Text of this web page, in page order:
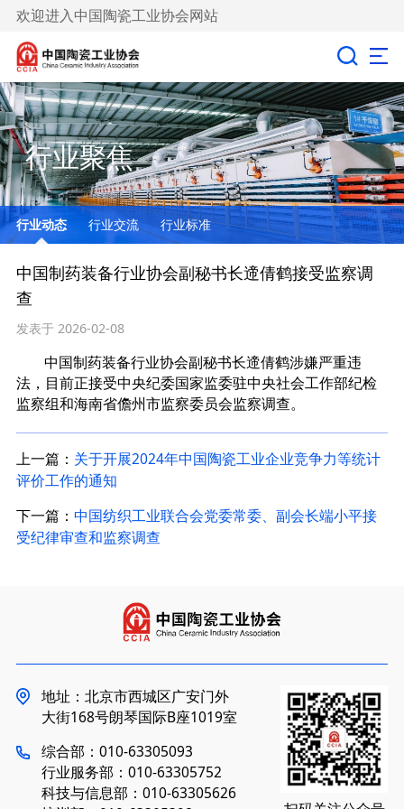
欢迎进入中国陶瓷工业协会网站
行业聚焦
行业动态 行业交流 行业标准
中国制药装备行业协会副秘书长遆倩鹤接受监察调
查
发表于 2026-02-08
中国制药装备行业协会副秘书长遆倩鹤涉嫌严重违
法，目前正接受中央纪委国家监委驻中央社会工作部纪检
监察组和海南省儋州市监察委员会监察调查。
上一篇： 关于开展2024年中国陶瓷工业企业竞争力等统计
评价工作的通知
下一篇： 中国纺织工业联合会党委常委、副会长端小平接
受纪律审查和监察调查
地址：北京市西城区广安门外
大街168号朗琴国际B座1019室
综合部：010-63305093
行业服务部：010-63305752
科技与信息部：010-63305626